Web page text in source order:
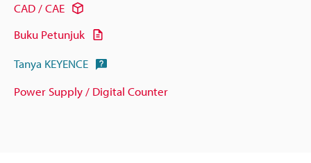
CAD / CAE
Buku Petunjuk
Tanya KEYENCE
Power Supply / Digital Counter